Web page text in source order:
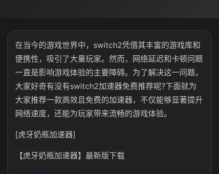
在当今的游戏世界中，switch2凭借其丰富的游戏库和
便携性，吸引了大量玩家。然而，网络延迟和卡顿问题
一直是影响游戏体验的主要障碍。为了解决这一问题，
大家好奇有没有switch2加速器免费推荐呢?下面就为
大家推荐一款高效且免费的加速器，不仅能够显著提升
网络速度，还能为玩家带来流畅的游戏体验。
[虎牙奶瓶加速器]
【虎牙奶瓶加速器】最新版下载